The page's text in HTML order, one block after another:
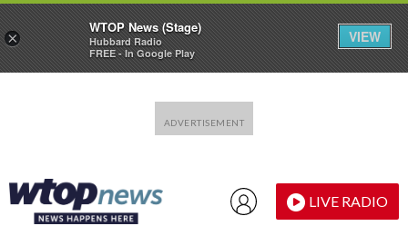
LIVE RADIO
×
WTOP News (Stage)
Hubbard Radio
FREE - In Google Play
VIEW